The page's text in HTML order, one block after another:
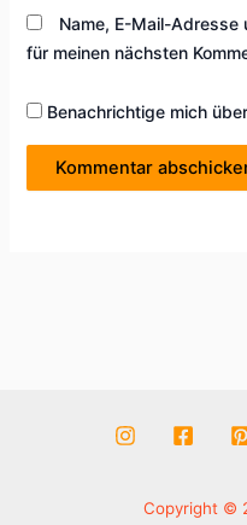
Name, E-Mail-Adresse
für meinen nächsten
Benachrichtige mich
Copyright ©